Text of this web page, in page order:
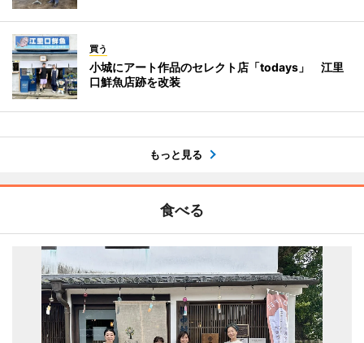
買う
小城にアート作品のセレクト店「todays」 江里
口鮮魚店跡を改装
もっと見る
食べる